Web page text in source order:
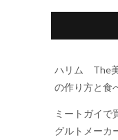
ハリム The美
の作り方と食
ミートガイで
グルトメーカ